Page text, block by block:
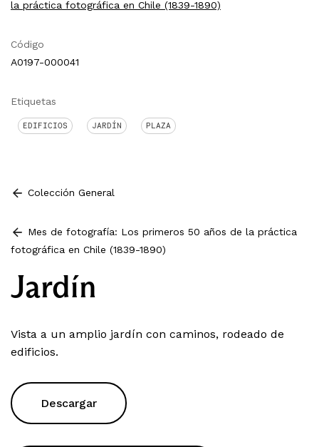
la práctica fotográfica en Chile (1839-1890)
Código
A0197-000041
Etiquetas
EDIFICIOS JARDÍN PLAZA
Colección General
Mes de fotografía: Los primeros 50 años de la práctica
fotográfica en Chile (1839-1890)
Jardín
Vista a un amplio jardín con caminos, rodeado de
edificios.
Descargar